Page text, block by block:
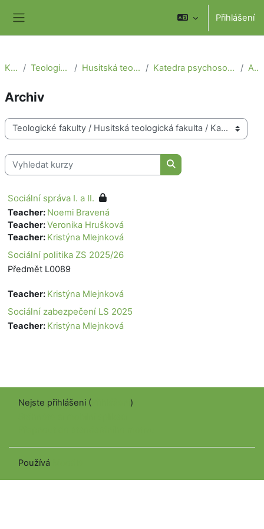
Přihlášení
Kurzy Teologické fakulty Husitská teologická fakulta Katedra psychosociálních věd a etiky Archiv
Archiv
Kategorie kurzů
Vyhledat kurzy
Vyhledat kurzy
Sociální správa I. a II.
Teacher: Noemi Bravená
Teacher:Veronika Hrušková
Teacher: Kristýna Mlejnková
Sociální politika ZS 2025/26
Předmět L0089
Teacher: Kristýna Mlejnková
Sociální zabezpečení LS 2025
Teacher: Kristýna Mlejnková
Nejste přihlášeni (
)
Používá